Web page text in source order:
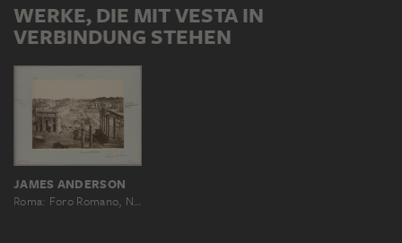
WERKE, DIE MIT VESTA IN
VERBINDUNG STEHEN
JAMES ANDERSON
Roma: Foro Romano, No. 325